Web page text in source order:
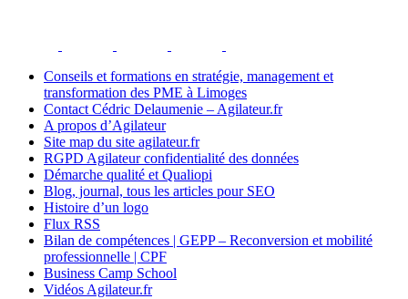
Conseils et formations en stratégie, management et
transformation des PME à Limoges
Contact Cédric Delaumenie – Agilateur.fr
A propos d’Agilateur
Site map du site agilateur.fr
RGPD Agilateur confidentialité des données
Démarche qualité et Qualiopi
Blog, journal, tous les articles pour SEO
Histoire d’un logo
Flux RSS
Bilan de compétences | GEPP – Reconversion et mobilité
professionnelle | CPF
Business Camp School
Vidéos Agilateur.fr